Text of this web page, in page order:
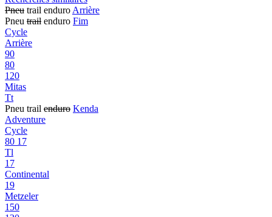
Pneu trail enduro Arrière
Pneu trail enduro Fim
Cycle
Arrière
90
80
120
Mitas
Tt
Pneu trail enduro Kenda
Adventure
Cycle
80 17
Tl
17
Continental
19
Metzeler
150